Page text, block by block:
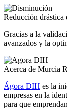
Reducción drástica
Gracias a la
avanzados y la
Acerca de Murcia
Ágora DIH es la
empresas en la
para que